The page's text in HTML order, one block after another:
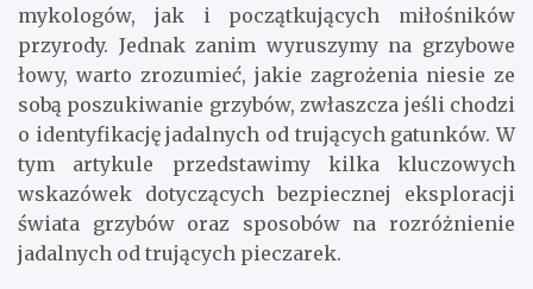
mykologów, jak i początkujących miłośników
przyrody. Jednak zanim wyruszymy na grzybowe
łowy, warto zrozumieć, jakie zagrożenia niesie ze
sobą poszukiwanie grzybów, zwłaszcza jeśli chodzi
o identyfikację jadalnych od trujących gatunków. W
tym artykule przedstawimy kilka kluczowych
wskazówek dotyczących bezpiecznej eksploracji
świata grzybów oraz sposobów na rozróżnienie
jadalnych od trujących pieczarek.